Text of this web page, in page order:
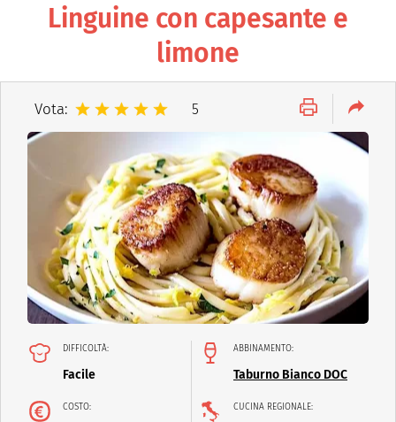
Linguine con capesante e
limone
Vota: 5
DIFFICOLTÀ:
Facile
ABBINAMENTO:
Taburno Bianco DOC
COSTO: CUCINA REGIONALE: